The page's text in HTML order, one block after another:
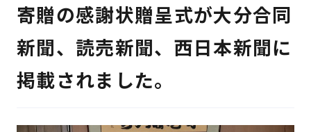
お問い合わせ
097-547-8567
寄贈の感謝状贈呈式が大分合同
新聞、読売新聞、西日本新聞に
掲載されました。